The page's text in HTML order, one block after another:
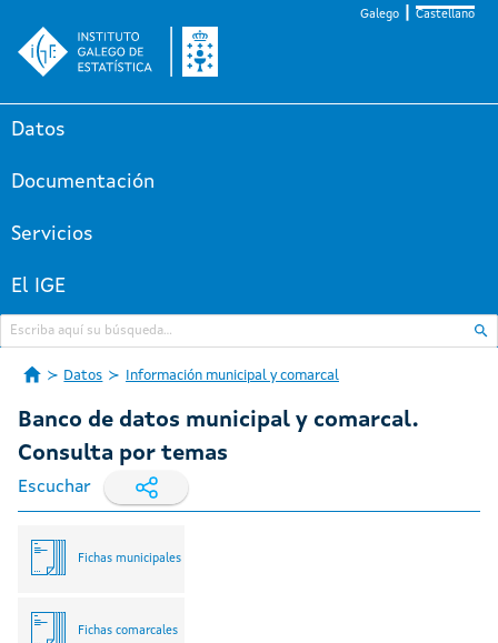
Galego Castellano
Datos
Documentación
Servicios
El IGE
Datos Información municipal y comarcal
Banco de datos municipal y comarcal.
Consulta por temas
Escuchar
Fichas municipales
Fichas comarcales